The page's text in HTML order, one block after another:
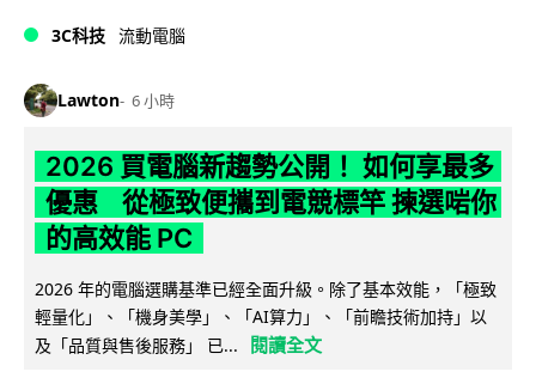
3C科技 流動電腦
Lawton 6 小時
2026 買電腦新趨勢公開！ 如何享最多
優惠 從極致便攜到電競標竿 揀選啱你
的高效能 PC
2026 年的電腦選購基準已經全面升級。除了基本效能，「極致
輕量化」、「機身美學」、「AI算力」、「前瞻技術加持」以
及「品質與售後服務」 已...
閱讀全文